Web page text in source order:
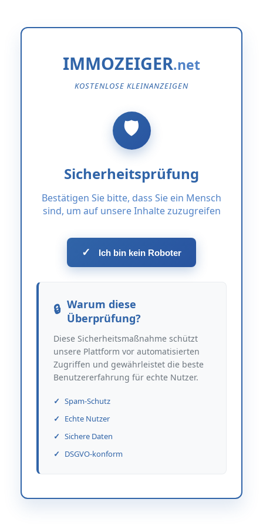
IMMOZEIGER
KOSTENLOSE KLEINANZEIGEN
Sicherheitsprüfung
Bestätigen Sie bitte, dass Sie ein Mensch
sind, um auf unsere Inhalte zuzugreifen
✓ Ich bin kein Roboter
Warum diese
Überprüfung?
Diese Sicherheitsmaßnahme schützt
unsere Plattform vor automatisierten
Zugriffen und gewährleistet die beste
Benutzererfahrung für echte Nutzer.
Spam-Schutz
Echte Nutzer
Sichere Daten
DSGVO-konform